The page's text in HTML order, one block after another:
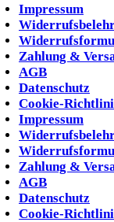
Impressum
Zahlung &
AGB
Datenschutz
Cookie-
Impressum
Zahlung &
AGB
Datenschutz
Cookie-